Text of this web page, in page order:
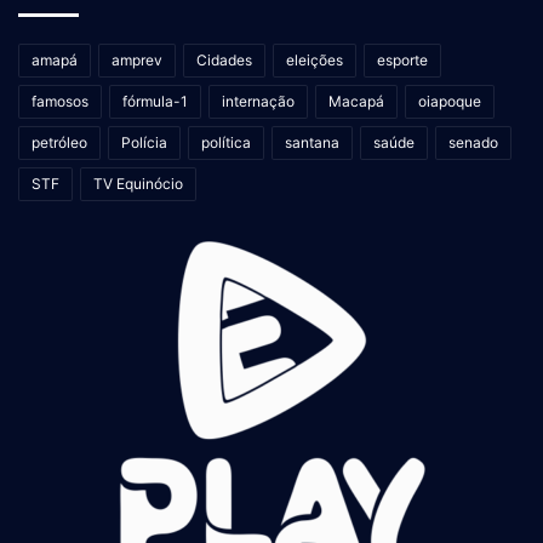
amapá amprev Cidades eleições esporte
famosos fórmula-1 internação Macapá oiapoque
petróleo Polícia política santana saúde senado
STF TV Equinócio